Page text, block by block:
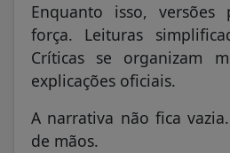
Enquanto isso, versões
força. Leituras
Críticas se organizam
explicações oficiais.
A narrativa não fica
de mãos.